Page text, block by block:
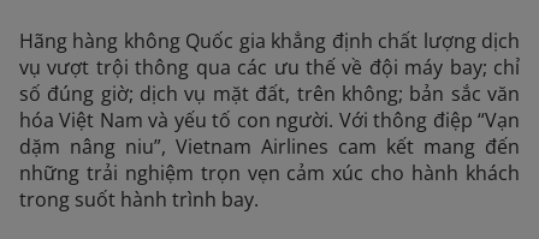
Hãng hàng không Quốc gia khẳng định chất lượng dịch
vụ vượt trội thông qua các ưu thế về đội máy bay; chỉ
số đúng giờ; dịch vụ mặt đất, trên không; bản sắc văn
hóa Việt Nam và yếu tố con người. Với thông điệp “Vạn
dặm nâng niu”, Vietnam Airlines cam kết mang đến
những trải nghiệm trọn vẹn cảm xúc cho hành khách
trong suốt hành trình bay.